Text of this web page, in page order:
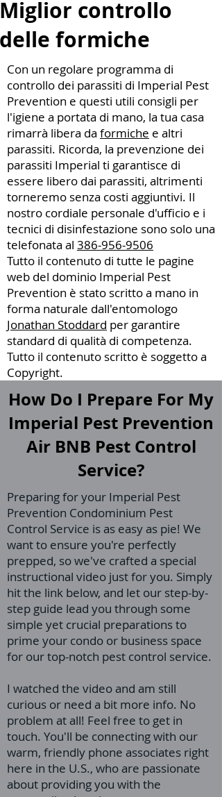
Miglior controllo
delle formiche
Con un regolare programma di
controllo dei parassiti di Imperial Pest
Prevention e questi utili consigli per
l'igiene a portata di mano, la tua casa
rimarrà libera da formiche e altri
parassiti. Ricorda, la prevenzione dei
parassiti Imperial ti garantisce di
essere libero dai parassiti, altrimenti
torneremo senza costi aggiuntivi. Il
nostro cordiale personale d'ufficio e i
tecnici di disinfestazione sono solo una
telefonata al 386-956-9506
Tutto il contenuto di tutte le pagine
web del dominio Imperial Pest
Prevention è stato scritto a mano in
forma naturale dall'entomologo
Jonathan Stoddard per garantire
standard di qualità di competenza.
Tutto il contenuto scritto è soggetto a
Copyright.
How Do I Prepare For My
Imperial Pest Prevention
Air BNB Pest Control
Service?
Preparing for your Imperial Pest
Prevention Condominium Pest
Control Service is as easy as pie! We
want to ensure you're perfectly
prepped, so we've crafted a special
instructional video just for you. Simply
hit the link below, and let our step-by-
step guide lead you through some
simple yet crucial preparations to
prime your condo or business space
for our top-notch pest control service.
I watched the video and am still
curious or need a bit more info. No
problem at all! Feel free to get in
touch. You'll be connecting with our
warm, friendly phone associates right
here in the U.S., who are passionate
about providing you with the